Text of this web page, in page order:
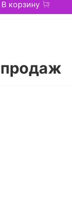
В корзину